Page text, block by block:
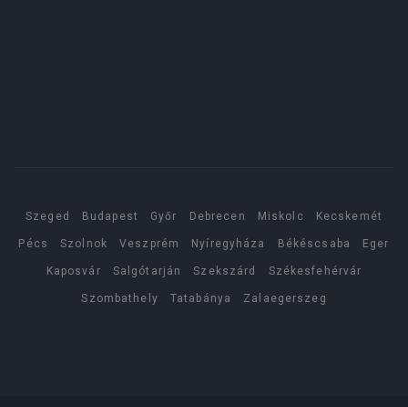
Szeged Budapest Győr Debrecen Miskolc Kecskemét
Pécs Szolnok Veszprém Nyíregyháza Békéscsaba Eger
Kaposvár Salgótarján Szekszárd Székesfehérvár
Szombathely Tatabánya Zalaegerszeg